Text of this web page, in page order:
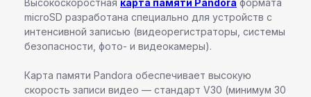
microSD разработана специально для устройств с
интенсивной записью (видеорегистраторы, системы
безопасности, фото- и видеокамеры).
Карта памяти Pandora обеспечивает высокую
скорость записи видео — стандарт V30 (минимум 30
Оставьте свои контактные данные,
наш специалист свяжется с вами
в ближайшее время